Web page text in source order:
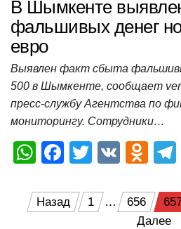
В Шымкенте
фальшивых денег
евро
Выявлен факт сбыта
500 в Шымкенте, сообщает
пресс-службу Агентства по
мониторингу. Сотрудники…
W
at
s
F
c
e
T
tt
er
V
O
n
o
Пагинация
Назад 1 … 656
Далее